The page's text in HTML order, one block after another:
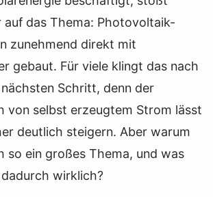
auf das Thema: Photovoltaik-
zunehmend direkt mit
gebaut. Für viele klingt das nach
Schritt, denn der
von selbst erzeugtem Strom lässt
deutlich steigern. Aber warum
so ein großes Thema, und was
wirklich?